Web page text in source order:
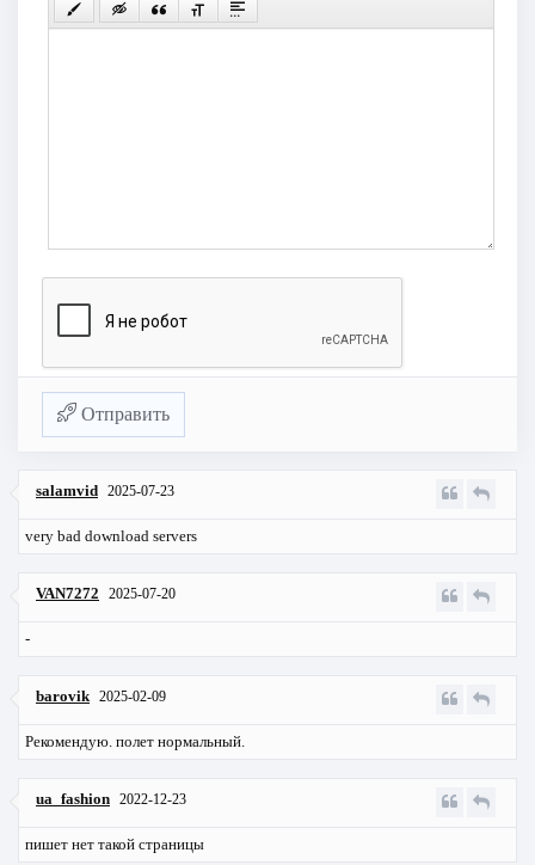
Отправить
salamvid 2025-07-23
very bad download servers
VAN7272 2025-07-20
-
barovik 2025-02-09
Рекомендую. полет нормальный.
ua_fashion 2022-12-23
пишет нет такой страницы